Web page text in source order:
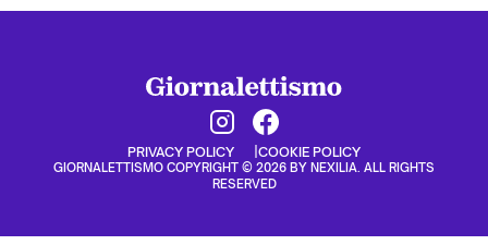
PRIVACY POLICY COOKIE POLICY
GIORNALETTISMO COPYRIGHT © 2026 BY NEXILIA. ALL RIGHTS
RESERVED